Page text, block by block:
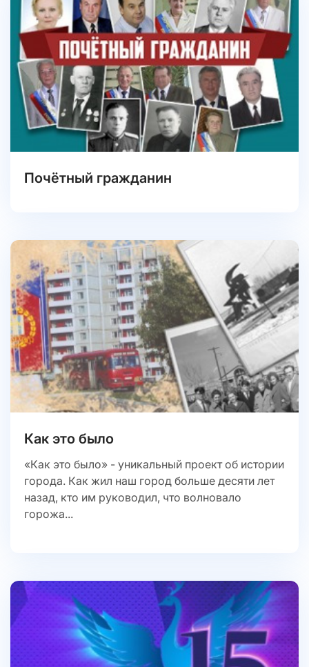
Почётный гражданин
Как это было
«Как это было» - уникальный проект об истории
города. Как жил наш город больше десяти лет
назад, кто им руководил, что волновало
горожа...